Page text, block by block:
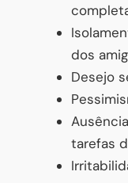
dos
Desejo
tarefas